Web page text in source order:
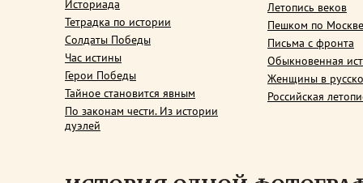
Историада
Тетрадка по истории
Солдаты Победы
Час истины
Герои Победы
Тайное становится явным
По законам чести. Из истории
дуэлей
Летопись веков
Пешком по Москве
Письма с фронта
Обыкновенная
Женщины в
Российская